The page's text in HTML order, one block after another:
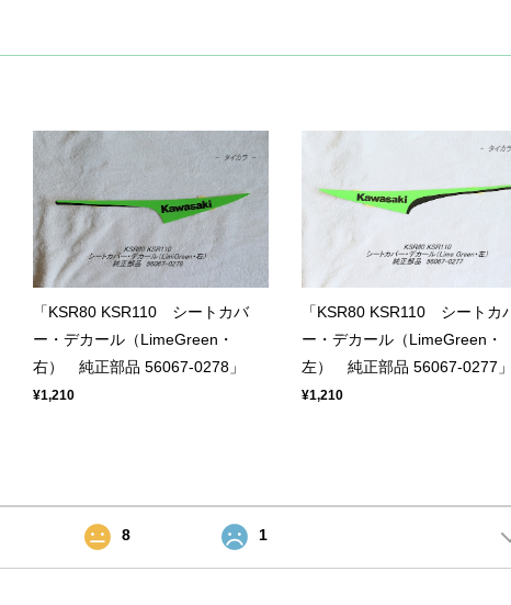
「KSR80 KSR110 シートカバ
ー・デカール（LimeGreen・
右） 純正部品 56067-0278」
¥1,210
「KSR80 KSR110 シートカ
ー・デカール（LimeGreen・
左） 純正部品 56067-0277」
¥1,210
8 1